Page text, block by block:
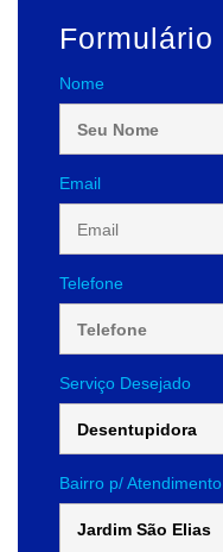
Formulário
Nome
Email
Telefone
Serviço Desejado
Bairro p/ Atendimento